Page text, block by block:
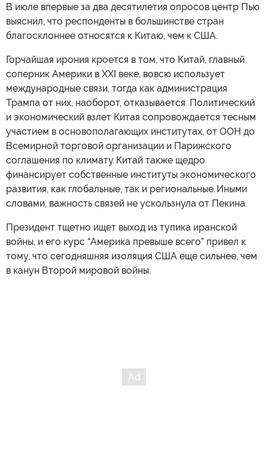
В июле впервые за два десятилетия опросов центр Пью
выяснил, что респонденты в большинстве стран
благосклоннее относятся к Китаю, чем к США.
Горчайшая ирония кроется в том, что Китай, главный
соперник Америки в XXI веке, вовсю использует
международные связи, тогда как администрация
Трампа от них, наоборот, отказывается. Политический
и экономический взлет Китая сопровождается тесным
участием в основополагающих институтах, от ООН до
Всемирной торговой организации и Парижского
соглашения по климату. Китай также щедро
финансирует собственные институты экономического
развития, как глобальные, так и региональные. Иными
словами, важность связей не ускользнула от Пекина.
Президент тщетно ищет выход из тупика иранской
войны, и его курс “Америка превыше всего” привел к
тому, что сегодняшняя изоляция США еще сильнее, чем
в канун Второй мировой войны.